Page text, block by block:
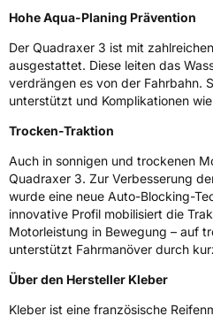
Herstellerkontakt
Carmes-
Ferrand
Hohe Aqua-Planing Prävention
Der Quadraxer 3 ist mit
ausgestattet. Diese leiten das
verdrängen es von der Fahrbahn.
unterstützt und Komplikationen
Trocken-Traktion
Auch in sonnigen und trockenen
Quadraxer 3. Zur Verbesserung
wurde eine neue Auto-Blocking-
innovative Profil mobilisiert die
Motorleistung in Bewegung – auf
unterstützt Fahrmanöver durch
Über den Hersteller Kleber
Kleber ist eine französische